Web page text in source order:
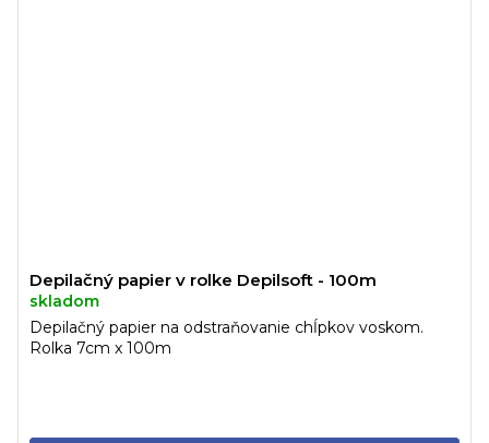
Depilačný papier v rolke Depilsoft - 100m
skladom
Depilačný papier na odstraňovanie chĺpkov voskom.
Rolka 7cm x 100m